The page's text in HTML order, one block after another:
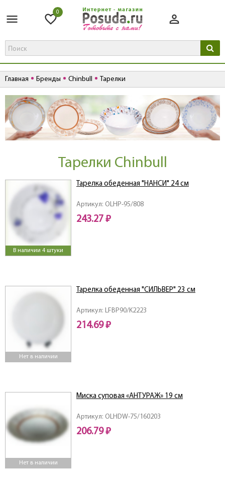
0
Главная Бренды Chinbull Тарелки
Тарелки Chinbull
В наличии 4 штуки
Артикул: OLHP-95/808
Тарелка обеденная "НАНСИ" 24 см
243.27 ₽
Нет в наличии
Артикул: LFBP90/K2223
Тарелка обеденная "СИЛЬВЕР" 23 см
214.69 ₽
Нет в наличии
Артикул: OLHDW-75/160203
Миска суповая «АНТУРАЖ» 19 см
206.79 ₽